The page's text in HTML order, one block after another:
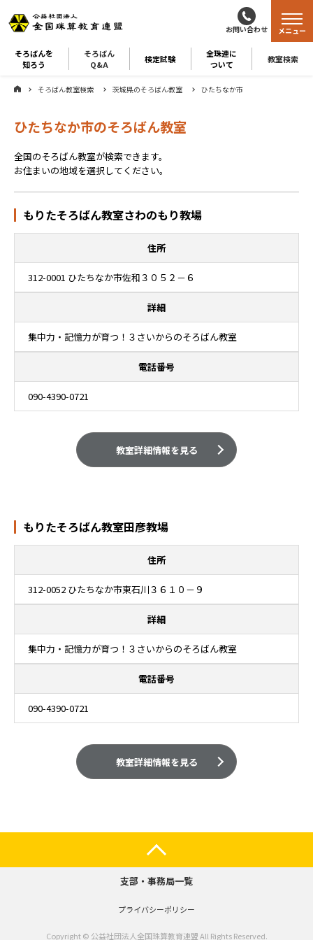
お問い合わせ
そろばんを
知ろう
そろばん
Q&A
検定試験
全珠連に
ついて
教室検索
メニュー
そろばん教室検索 茨城県のそろばん教室 ひたちなか市
ひたちなか市のそろばん教室
全国のそろばん教室が検索できます。
お住まいの地域を選択してください。
もりたそろばん教室さわのもり教場
住所
312-0001 ひたちなか市佐和３０５２－６
詳細
集中力・記憶力が育つ！３さいからのそろばん教室
電話番号
090-4390-0721
教室詳細情報を見る
もりたそろばん教室田彦教場
住所
312-0052 ひたちなか市東石川３６１０－９
詳細
集中力・記憶力が育つ！３さいからのそろばん教室
電話番号
090-4390-0721
教室詳細情報を見る
支部・事務局一覧
プライバシーポリシー
Copyright © 公益社団法人全国珠算教育連盟 All Rights Reserved.